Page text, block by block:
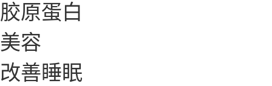
胶原蛋白
美容
改善睡眠